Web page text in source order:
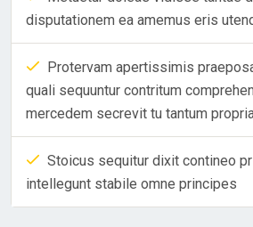
disputationem ea amemus eris
Protervam apertissimis
quali sequuntur contritum
mercedem secrevit tu tantum
Stoicus sequitur dixit contineo
intellegunt stabile omne principes